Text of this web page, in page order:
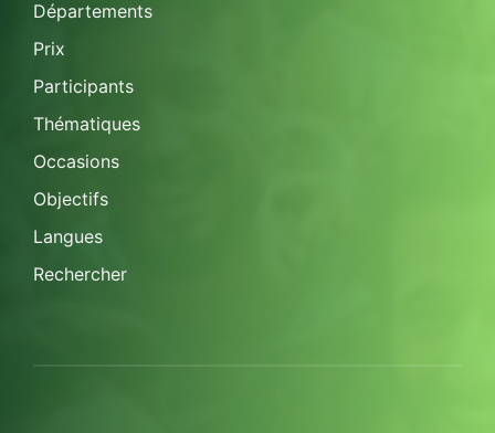
Départements
Prix
Participants
Thématiques
Occasions
Objectifs
Langues
Rechercher